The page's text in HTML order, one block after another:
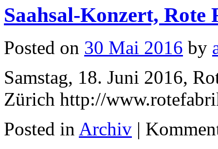
Saahsal-Konzert,
Posted on 30 Mai 2016 by
Samstag, 18. Juni 2016,
Zürich http://
Posted in Archiv |